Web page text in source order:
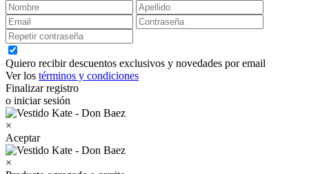
Quiero recibir descuentos exclusivos y novedades por email
Ver los términos y condiciones
Finalizar registro
o iniciar sesión
×
Aceptar
×